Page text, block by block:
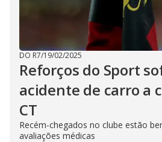
DO R7/19/02/2025
Reforços do Sport
acidente de carro a
CT
Recém-chegados no clube estão
avaliações médicas